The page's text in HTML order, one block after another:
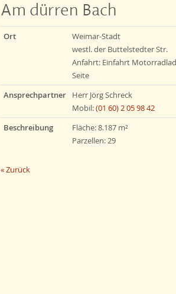
Am dürren Bach
Ort
Weimar-Stadt
westl. der Buttelstedter Str.
Anfahrt: Einfahrt
Seite
Ansprechpartner
Herr Jörg Schreck
Mobil:(01 60) 2 05 98 42
Beschreibung
Fläche: 8.187 m²
Parzellen: 29
« Zurück